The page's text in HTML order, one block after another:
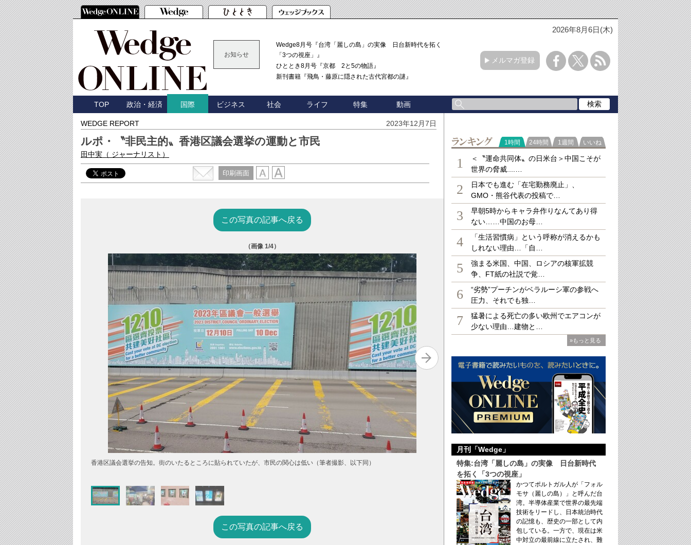
2026年8月6日(木)
お知らせ
Wedge8月号『台湾「麗しの島」の実像 日台新時代を拓く
「3つの視座」』
ひととき8月号『京都 2と5の物語』
新刊書籍『飛鳥・藤原に隠された古代宮都の謎』
メルマガ登録
TOP 政治・経済 国際 ビジネス 社会 ライフ 特集 動画
WEDGE REPORT 2023年12月7日
ルポ・〝非民主的〟香港区議会選挙の運動と市民
田中実 （ ジャーナリスト）
印刷画面
この写真の記事へ戻る
（画像1/4）
香港区議会選挙の告知。街のいたるところに貼られていたが、市民の関心は低い（筆者撮影、以下同）
店舗にも候補者のポスターが貼られている
この写真の記事へ戻る
ラ
1時間 24時間 1週間 いいね
1
＜〝運命共同体〟の日米台＞中国こそが
世界の脅威....…
2
日本でも進む「在宅勤務廃止」、
GMO・熊谷代表の投稿で…
3
早朝5時からキャラ弁作りなんてあり得
ない……中国のお母…
4
「生活習慣病」という呼称が消えるかも
しれない理由…「自…
5
強まる米国、中国、ロシアの核軍拡競
争、FT紙の社説で覚…
6
“劣勢”プーチンがベラルーシ軍の参戦へ
圧力、それでも独…
7
猛暑による死亡の多い欧州でエアコンが
少ない理由…建物と…
»もっと見る
月刊「Wedge」
特集:台湾「麗しの島」の実像 日台新時代
を拓く「3つの視座」
かつてポルトガル人が「フォル
モサ（麗しの島）」と呼んだ台
湾。半導体産業で世界の最先端
技術をリードし、日本統治時代
の記憶も、歴史の一部として内
包している。一方で、現在は米
中対立の最前線に立たされ、難